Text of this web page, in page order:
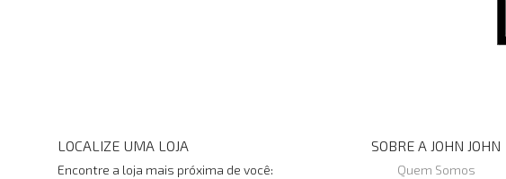
LOCALIZE UMA LOJA
Encontre a loja mais próxima de você:
SOBRE A JOHN JOHN
Quem Somos